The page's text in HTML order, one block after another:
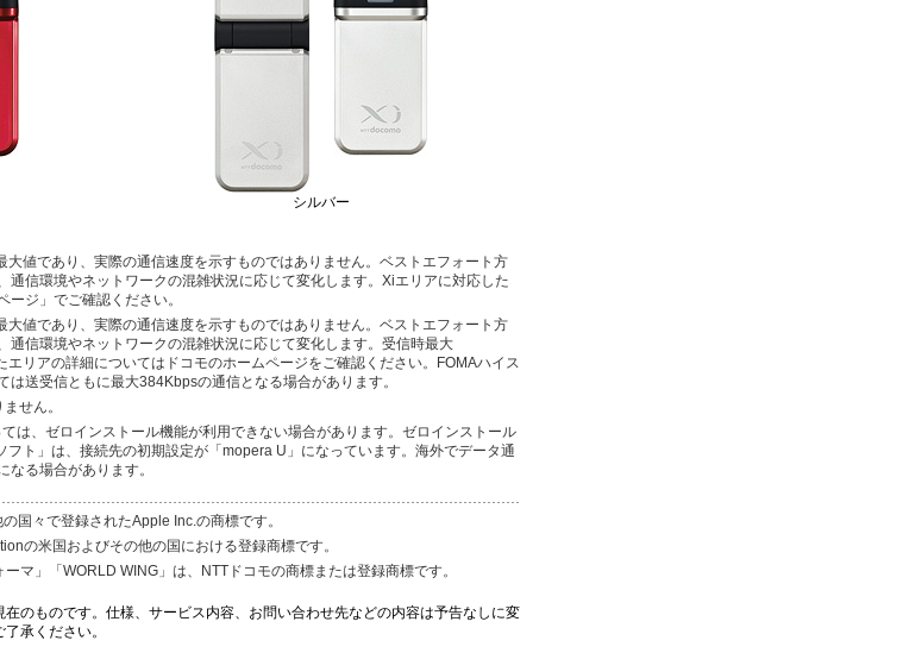
シルバー
大値であり、実際の通信速度を示すものではありません。ベストエフォート方
通信環境やネットワークの混雑状況に応じて変化します。Xiエリアに対応した
ージ」でご確認ください。
値であり、実際の通信速度を示すものではありません。ベストエフォート方
通信環境やネットワークの混雑状況に応じて変化します。受信時最大
リアの詳細についてはドコモのホームページをご確認ください。FOMAハイス
は送受信ともに最大384Kbpsの通信となる場合があります。
せん。
は、ゼロインストール機能が利用できない場合があります。ゼロインストール
ト」は、接続先の初期設定が「mopera U」になっています。海外でデータ通
なる場合があります。
国々で登録されたApple Inc.の商標です。
の米国およびその他の国における登録商標です。
マ」「WORLD WING」は、NTTドコモの商標または登録商標です。
のものです。仕様、サービス内容、お問い合わせ先などの内容は予告なしに変
承ください。